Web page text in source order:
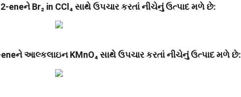
eneને Br₂ in CCl₄ સાથે ઉપચાર કરતાં નીચેનું ઉત્પાદ મળે છે:
eneને આલ્કલાઇન KMnO₄ સાથે ઉપચાર કરતાં નીચેનું ઉત્પાદ મળે છે: